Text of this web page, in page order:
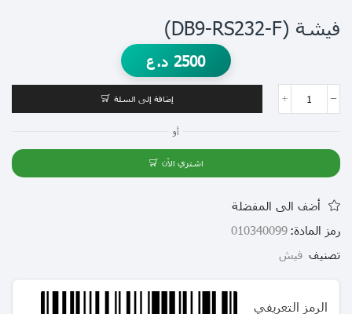
فيشة (DB9-RS232-F)
2500 د.ع
إضافة إلى السلة
أو
اشتري الآن
أضف الى المفضلة
رمز المادة: 010340099
تصنيف فيش
الرمز التعريفي